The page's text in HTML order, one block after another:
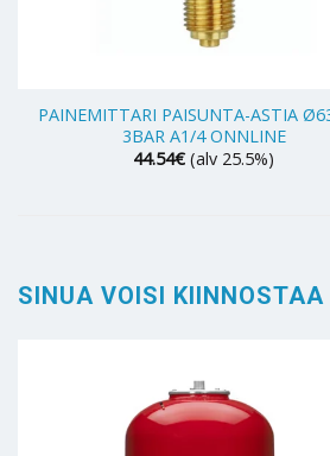
PAINEMITTARI PAISUNTA-ASTIA
3BAR A1/4 ONNLINE
44.54€ (alv 25.5%)
SINUA VOISI